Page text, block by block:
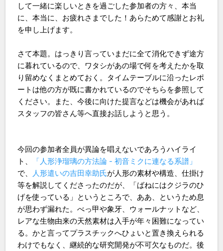
して一緒に楽しいときを過ごした参加者の方々、本当
に、本当に、お疲れさまでした！あらためて感謝とお礼
を申し上げます。
さて本題。はっきり言っていまだに全て消化できず途方
に暮れているので、ワタシがあの場で何を考えたかを取
り留めなくまとめておく。タイムテーブルに沿ったレポ
ートは他の方が既に書かれているのでそちらを参照して
ください。また、今後に向けた提言などは機会があれば
スタッフの皆さん等へ直接お話しようと思う。
今回の参加者全員が異論を唱えないであろうハイライ
ト、
「人形浄瑠璃の方法論 - 初音ミクに連なる系譜」
で、
人形遣いの吉田幸助氏が人形の素材や構造、仕掛け
等を解説してくださったのだが、「ばねにはクジラのひ
げを使っている」というところで、ああ、というため息
が思わず漏れた。べっ甲や象牙、ウォールナットなど、
レアな生物由来の天然素材は入手が年々困難になってい
る。かと言ってプラスチックへひょいと置き換えられる
わけでもなく、継続的な研究開発が不可欠なものだ。後